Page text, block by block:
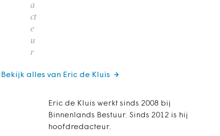
a
ct
e
u
r
Eric de Kluis werkt sinds 2008 bij
Binnenlands Bestuur. Sinds 2012 is hij
hoofdredacteur.
Bekijk alles van Eric de Kluis